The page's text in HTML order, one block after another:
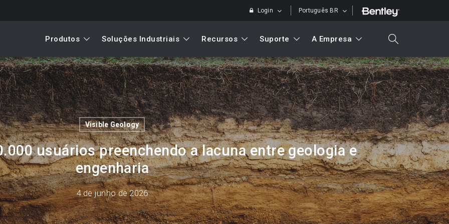
Login Português BR
Pesquisar
Produtos Soluções Industriais Recursos Suporte A Empresa
search
Visible Geology
usuários preenchendo a lacuna entre geologia e
engenharia
4 de junho de 2026